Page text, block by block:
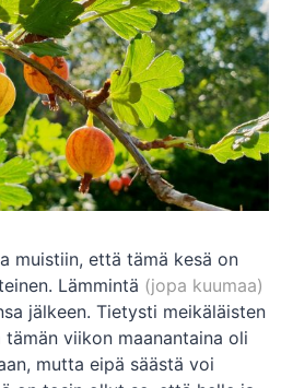
muistiin, että tämä kesä on
Lämmintä (jopa kuumaa)
jälkeen. Tietysti meikäläisten
viikon maanantaina oli
mutta eipä säästä voi